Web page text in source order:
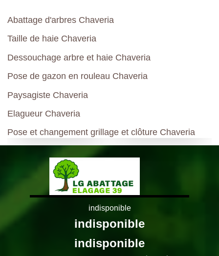
Abattage d'arbres Chaveria
Taille de haie Chaveria
Dessouchage arbre et haie Chaveria
Pose de gazon en rouleau Chaveria
Paysagiste Chaveria
Elagueur Chaveria
Pose et changement grillage et clôture Chaveria
indisponible
indisponible
indisponible